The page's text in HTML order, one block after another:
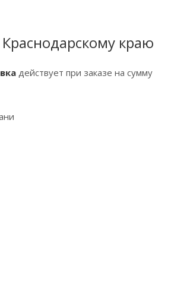
краю
действует при заказе на сумму